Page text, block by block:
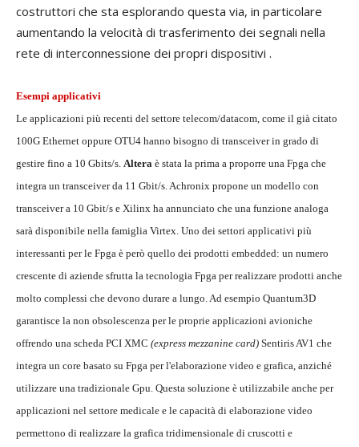
costruttori che sta esplorando questa via, in particolare
aumentando la velocità di trasferimento dei segnali nella
rete di interconnessione dei propri dispositivi .
Esempi applicativi
Le applicazioni più recenti del settore telecom/datacom, come il già citato
100G Ethernet oppure OTU4 hanno bisogno di transceiver in grado di
gestire fino a 10 Gbits/s. Altera è stata la prima a proporre una Fpga che
integra un transceiver da 11 Gbit/s. Achronix propone un modello con
transceiver a 10 Gbit/s e Xilinx ha annunciato che una funzione analoga
sarà disponibile nella famiglia Virtex. Uno dei settori applicativi più
interessanti per le Fpga è però quello dei prodotti embedded: un numero
crescente di aziende sfrutta la tecnologia Fpga per realizzare prodotti anche
molto complessi che devono durare a lungo. Ad esempio Quantum3D
garantisce la non obsolescenza per le proprie applicazioni avioniche
offrendo una scheda PCI XMC (express mezzanine card) Sentiris AV1 che
integra un core basato su Fpga per l'elaborazione video e grafica, anziché
utilizzare una tradizionale Gpu. Questa soluzione è utilizzabile anche per
applicazioni nel settore medicale e le capacità di elaborazione video
permettono di realizzare la grafica tridimensionale di cruscotti e